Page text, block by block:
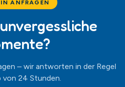
· ✓ Keine Anzahlung nötig · ✓
Service